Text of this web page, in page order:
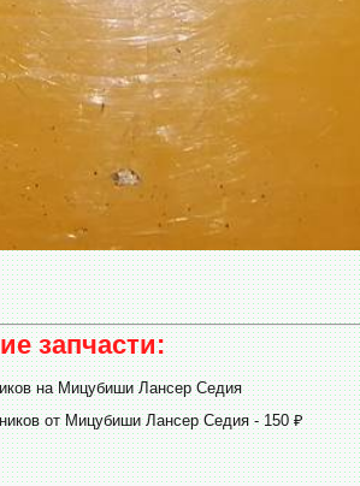
запчасти:
на Мицубиши Лансер Седия
от Мицубиши Лансер Седия - 150 ₽